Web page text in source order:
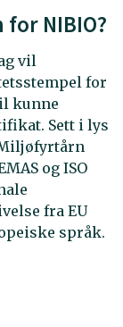
NIBIO?
vil
for
kunne
Sett i lys
Miljøfyrtårn
og ISO
fra EU
språk.